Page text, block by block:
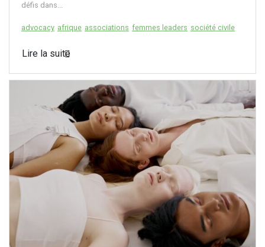
défis dans...
advocacy afrique associations femmes leaders société civile
Lire la suite